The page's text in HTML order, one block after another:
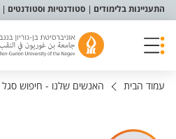
תפריט נגישות
התעניינות בלימודים סטודנטיות וסטודנטים
עמוד הבית האנשים שלנו - חיפוש סגל